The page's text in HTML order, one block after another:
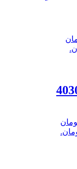
تومان
۴۱۵۰۰۰۰ تومان